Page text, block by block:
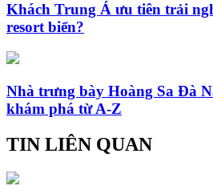
Khách Trung Á ưu tiên trải
resort biển?
Nhà trưng bày Hoàng Sa Đà
khám phá từ A-Z
TIN LIÊN QUAN